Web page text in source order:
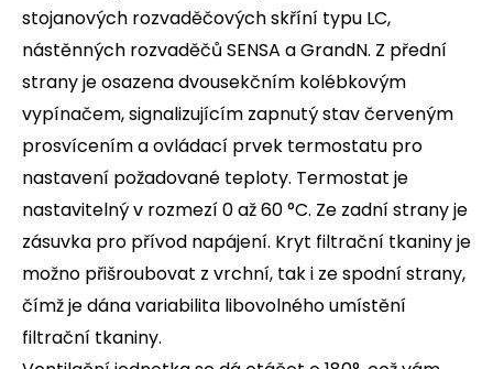
stojanových rozvaděčových skříní typu LC,
nástěnných rozvaděčů SENSA a GrandN. Z přední
strany je osazena dvousekčním kolébkovým
vypínačem, signalizujícím zapnutý stav červeným
prosvícením a ovládací prvek termostatu pro
nastavení požadované teploty. Termostat je
nastavitelný v rozmezí 0 až 60 °C. Ze zadní strany je
zásuvka pro přívod napájení. Kryt filtrační tkaniny je
možno přišroubovat z vrchní, tak i ze spodní strany,
čímž je dána variabilita libovolného umístění
filtrační tkaniny.